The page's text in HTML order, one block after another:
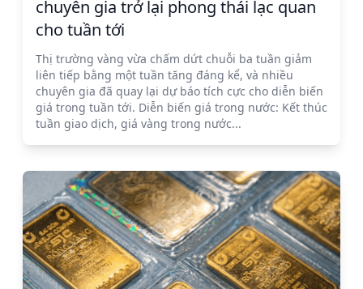
chuyên gia trở lại phong thái lạc quan
cho tuần tới
Thị trường vàng vừa chấm dứt chuỗi ba tuần giảm
liên tiếp bằng một tuần tăng đáng kể, và nhiều
chuyên gia đã quay lại dự báo tích cực cho diễn biến
giá trong tuần tới. Diễn biến giá trong nước: Kết thúc
tuần giao dịch, giá vàng trong nước...